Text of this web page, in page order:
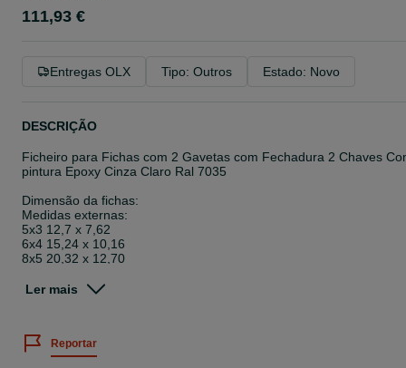
111,93 €
Entregas OLX Tipo: Outros Estado: Novo
DESCRIÇÃO
Ficheiro para Fichas com 2 Gavetas com Fechadura 2 Chaves
pintura Epoxy Cinza Claro Ral 7035
Dimensão da fichas:
Medidas externas:
5x3 12,7 x 7,62
6x4 15,24 x 10,16
8x5 20,32 x 12,70
10x8 25,40 x 20,32
BLD53F2
L.328 x P.500 x Alt.150mm
Ler mais
Reportar